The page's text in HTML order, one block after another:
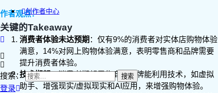
创作者中心
搜索：
登录
作者观点：
关键的Takeaway
消费者体验未达预期 ：仅有9%的消费者对实体店购物体验
满意，14%对网上购物体验满意，表明零售商和品牌需要
提升消费者体验。
技术期望：消费者期望零售商和品牌能利用技术，如虚拟
助手、增强现实/虚拟现实和AI应用，来增强购物体验。